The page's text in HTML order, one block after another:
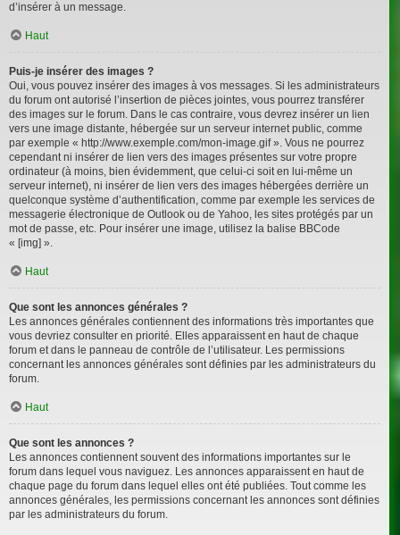
d’insérer à un message.
Haut
Puis-je insérer des images ?
Oui, vous pouvez insérer des images à vos messages. Si les administrateurs
du forum ont autorisé l’insertion de pièces jointes, vous pourrez transférer
des images sur le forum. Dans le cas contraire, vous devrez insérer un lien
vers une image distante, hébergée sur un serveur internet public, comme
par exemple « http://www.exemple.com/mon-image.gif ». Vous ne pourrez
cependant ni insérer de lien vers des images présentes sur votre propre
ordinateur (à moins, bien évidemment, que celui-ci soit en lui-même un
serveur internet), ni insérer de lien vers des images hébergées derrière un
quelconque système d’authentification, comme par exemple les services de
messagerie électronique de Outlook ou de Yahoo, les sites protégés par un
mot de passe, etc. Pour insérer une image, utilisez la balise BBCode
« [img] ».
Haut
Que sont les annonces générales ?
Les annonces générales contiennent des informations très importantes que
vous devriez consulter en priorité. Elles apparaissent en haut de chaque
forum et dans le panneau de contrôle de l’utilisateur. Les permissions
concernant les annonces générales sont définies par les administrateurs du
forum.
Haut
Que sont les annonces ?
Les annonces contiennent souvent des informations importantes sur le
forum dans lequel vous naviguez. Les annonces apparaissent en haut de
chaque page du forum dans lequel elles ont été publiées. Tout comme les
annonces générales, les permissions concernant les annonces sont définies
par les administrateurs du forum.